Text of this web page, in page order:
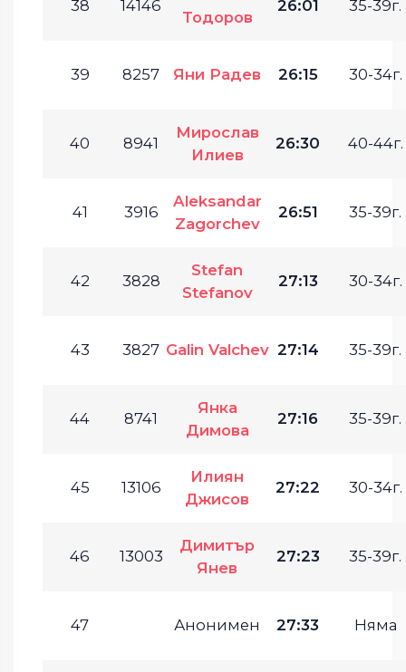
38 14146
Тодоров
26:01 35-39г.
39 8257 Яни Радев 26:15 30-34г.
40 8941
Мирослав
Илиев
26:30 40-44г.
41 3916
Aleksandar
Zagorchev
26:51 35-39г.
42 3828
Stefan
Stefanov
27:13 30-34г.
43 3827 Galin Valchev 27:14 35-39г.
44 8741
Янка
Димова
27:16 35-39г.
45 13106
Илиян
Джисов
27:22 30-34г.
46 13003
Димитър
Янев
27:23 35-39г.
47 Анонимен 27:33 Няма